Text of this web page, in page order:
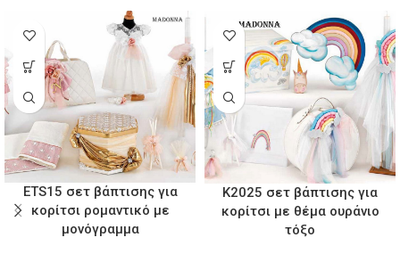
ETS15 σετ βάπτισης για
κορίτσι ρομαντικό με
μονόγραμμα
Κ2025 σετ βάπτισης για
κορίτσι με θέμα ουράνιο
τόξο